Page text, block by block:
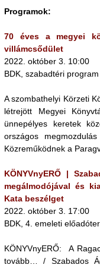
Programok:
70 éves a megyei
villámcsődület
2022. október 3. 10:00
BDK, szabadtéri program
A szombathelyi Körzeti
létrejött Megyei
ünnepélyes keretek
országos
Közreműködnek a
KÖNYVnyERŐ |
megálmodójával és
Kata beszélget
2022. október 3. 17:00
BDK, 4. emeleti
KÖNYVnyERŐ: A
tovább… / Szabados